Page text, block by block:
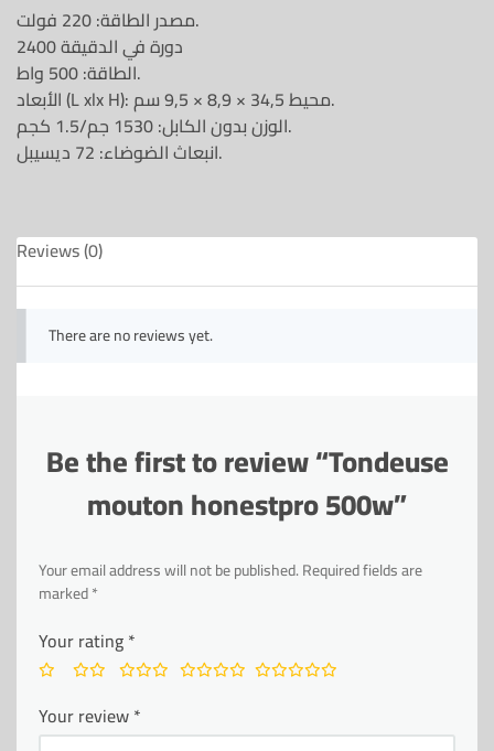
مصدر الطاقة: 220 فولت.
2400 دورة في الدقيقة
الطاقة: 500 واط.
الأبعاد (L xlx H): محيط 34,5 × 8,9 × 9,5 سم.
الوزن بدون الكابل: 1530 جم/1.5 كجم.
انبعاث الضوضاء: 72 ديسيبل.
Reviews (0)
There are no reviews yet.
Be the first to review “Tondeuse
mouton honestpro 500w”
Your email address will not be published.Required fields are
marked*
Your rating*
Your review*